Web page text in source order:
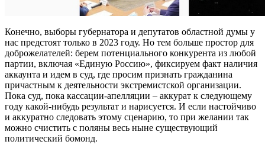
Конечно, выборы губернатора и депутатов областной думы у
нас предстоят только в 2023 году. Но тем больше простор для
доброжелателей: берем потенциального конкурента из любой
партии, включая «Единую Россию», фиксируем факт наличия
аккаунта и идем в суд, где просим признать гражданина
причастным к деятельности экстремистской организации.
Пока суд, пока кассации-апелляции – аккурат к следующему
году какой-нибудь результат и нарисуется. И если настойчиво
и аккуратно следовать этому сценарию, то при желании так
можно счистить с поляны весь ныне существующий
политический бомонд.